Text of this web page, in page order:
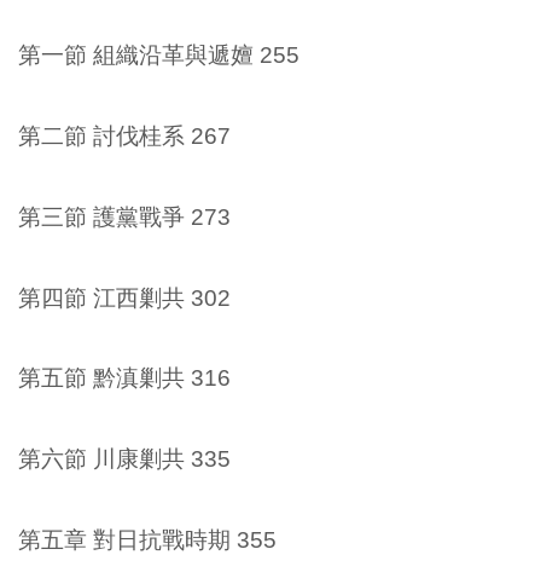
第一節 組織沿革與遞嬗 255
第二節 討伐桂系 267
第三節 護黨戰爭 273
第四節 江西剿共 302
第五節 黔滇剿共 316
第六節 川康剿共 335
第五章 對日抗戰時期 355